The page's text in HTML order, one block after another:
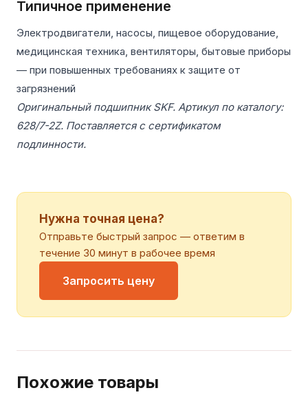
Типичное применение
Электродвигатели, насосы, пищевое оборудование,
медицинская техника, вентиляторы, бытовые приборы
— при повышенных требованиях к защите от
загрязнений
Оригинальный подшипник SKF. Артикул по каталогу:
628/7-2Z. Поставляется с сертификатом
подлинности.
Нужна точная цена?
Отправьте быстрый запрос — ответим в
течение 30 минут в рабочее время
Запросить цену
Похожие товары